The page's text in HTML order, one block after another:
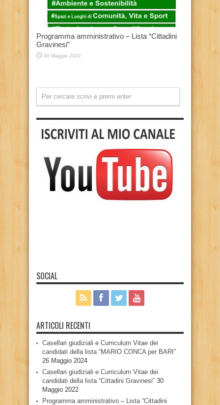
Programma amministrativo – Lista “Cittadini
Gravinesi”
30 Maggio 2022
SOCIAL
ARTICOLI RECENTI
Casellari giudiziali e Curriculum Vitae dei
candidati della lista “MARIO CONCA per BARI”
26 Maggio 2024
Casellari giudiziali e Curriculum Vitae dei
candidati della lista “Cittadini Gravinesi” 30
Maggio 2022
Programma amministrativo – Lista “Cittadini